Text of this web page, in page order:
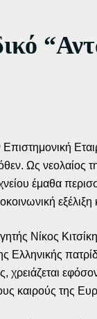
Επιστημονική
Ως νεολαίος
έμαθα
Νίκος
Ελληνικής
χρειάζεται
καιρούς της